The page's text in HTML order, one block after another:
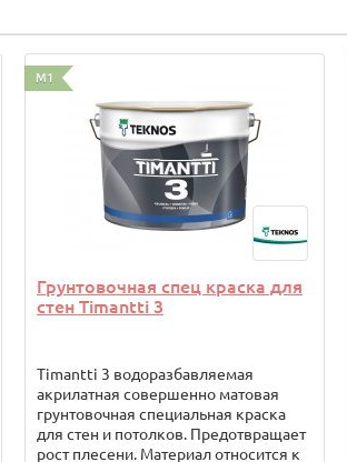
M1
Грунтовочная спец краска для
стен Timantti 3
Timantti 3 водоразбавляемая
акрилатная совершенно матовая
грунтовочная специальная краска
для стен и потолков. Предотвращает
рост плесени. Материал относится к